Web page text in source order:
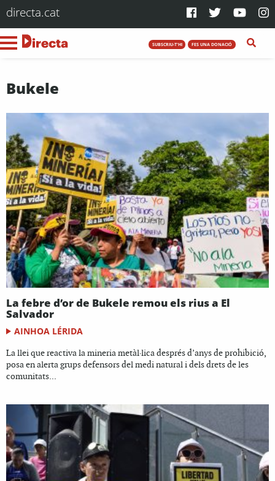
directa.cat
SUBSCRIU-T'HI FES UNA DONACIÓ
Bukele
La febre d’or de Bukele remou els rius a El
Salvador
AINHOA LÉRIDA
La llei que reactiva la mineria metàl·lica després d’anys de prohibició,
posa en alerta grups defensors del medi natural i dels drets de les
comunitats...